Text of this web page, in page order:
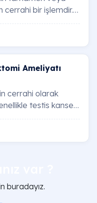
cerrahi bir işlemdir.
iyi huylu …
Ameliyatı
cerrahi olarak
testis kanseri,
buradayız.